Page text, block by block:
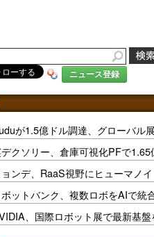
ニュース登録
が1.5億ドル調達、グローバル
クソリー、倉庫可視化PFで1.65
ョンデ、RaaS視野にヒューマノ
ボットバンク、複数ロボをAIで統
、国際ロボット展で最新基